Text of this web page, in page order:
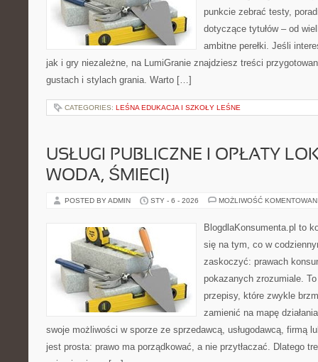
punkcie zebrać testy,
dotyczące tytułów – od
ambitne perełki. Jeśli
jak i gry niezależne, na LumiGranie znajdziesz treści
gustach i stylach grania. Warto […]
CATEGORIES: LEŚNA EDUKACJA I SZKOŁY LEŚNE
USŁUGI PUBLICZNE I OPŁATY
WODA, ŚMIECI)
POSTED BY ADMIN STY - 6 - 2026 MOŻLIWOŚĆ
BlogdlaKonsumenta.pl to
się na tym, co w
zaskoczyć: prawach
pokazanych zrozumiale.
przepisy, które zwykle
zamienić na mapę
swoje możliwości w sporze ze sprzedawcą, usługodawcą, firmą
jest prosta: prawo ma porządkować, a nie przytłaczać. Dlatego